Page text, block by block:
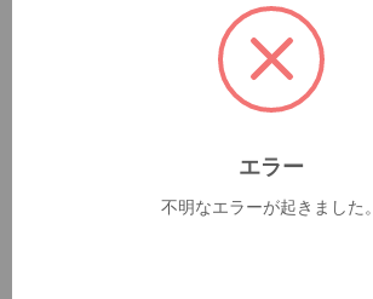
エラー
不明なエラーが起きました。